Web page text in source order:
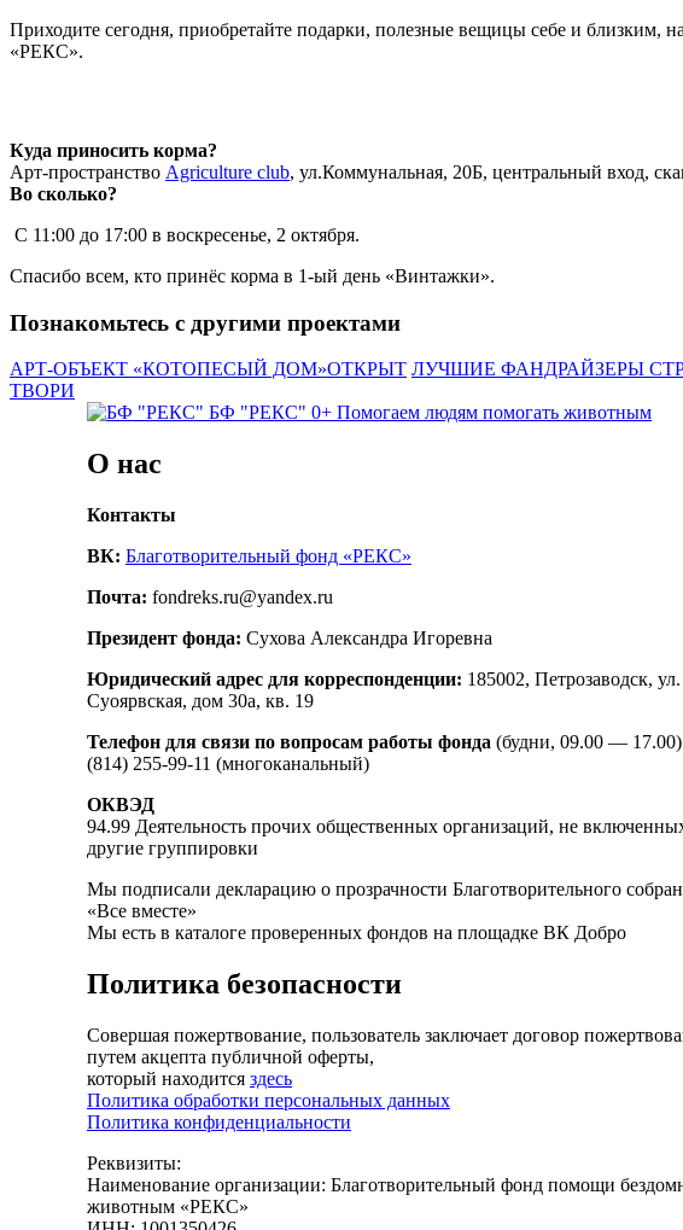
Приходите сегодня, приобретайте подарки, полезные вещицы себе и близким,
«РЕКС».
Куда приносить корма?
Арт-пространство Agriculture club, ул.Коммунальная, 20Б, центральный вход,
Во сколько?
С 11:00 до 17:00 в воскресенье, 2 октября.
Спасибо всем, кто принёс корма в 1-ый день «Винтажки».
Познакомьтесь с другими проектами
АРТ-ОБЪЕКТ «КОТОПЕСЫЙ ДОМ»ОТКРЫТ ЛУЧШИЕ ФАНДРАЙЗЕРЫ
ТВОРИ
БФ "РЕКС" 0+ Помогаем людям помогать животным
О нас
Контакты
ВК: Благотворительный фонд «РЕКС»
Почта: fondreks.ru@yandex.ru
Президент фонда: Сухова Александра Игоревна
Юридический адрес для корреспонденции: 185002, Петрозаводск, ул.
Суоярвская, дом 30а, кв. 19
Телефон для связи по вопросам работы фонда (будни, 09.00 —
(814) 255-99-11 (многоканальный)
ОКВЭД
94.99 Деятельность прочих общественных организаций, не
другие группировки
Мы подписали декларацию о прозрачности Благотворительного
«Все вместе»
Мы есть в каталоге проверенных фондов на площадке ВК Добро
Политика безопасности
Совершая пожертвование, пользователь заключает договор
путем акцепта публичной оферты,
который находится здесь
Политика обработки персональных данных
Политика конфиденциальности
Реквизиты:
Наименование организации: Благотворительный фонд помощи
животным «РЕКС»